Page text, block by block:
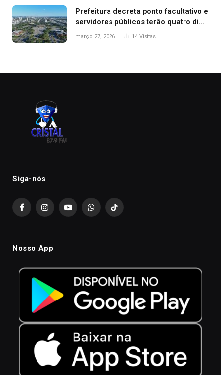
Prefeitura decreta ponto facultativo e
servidores públicos terão quatro dias
de folga na Semana Santa
março 27, 2026 14 Visitas
Siga-nós
FacebookInstagramYouTubeWhatsAppTikTok
Nosso App